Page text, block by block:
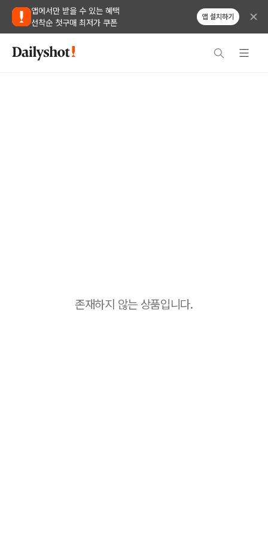
앱에서만 받을 수 있는 혜택
선착순 첫구매 최저가 쿠폰
앱 설치하기
존재하지 않는 상품입니다.